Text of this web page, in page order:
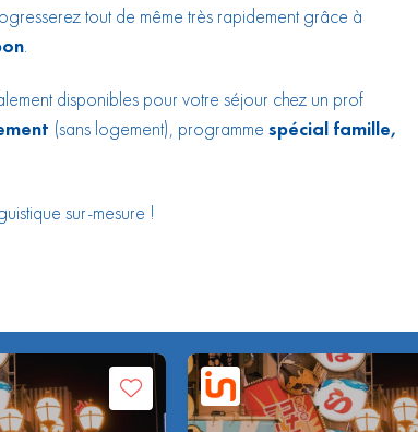
tout de même très rapidement grâce à
.
disponibles pour votre séjour chez un prof
(sans logement), programme spécial famille,
sur-mesure !